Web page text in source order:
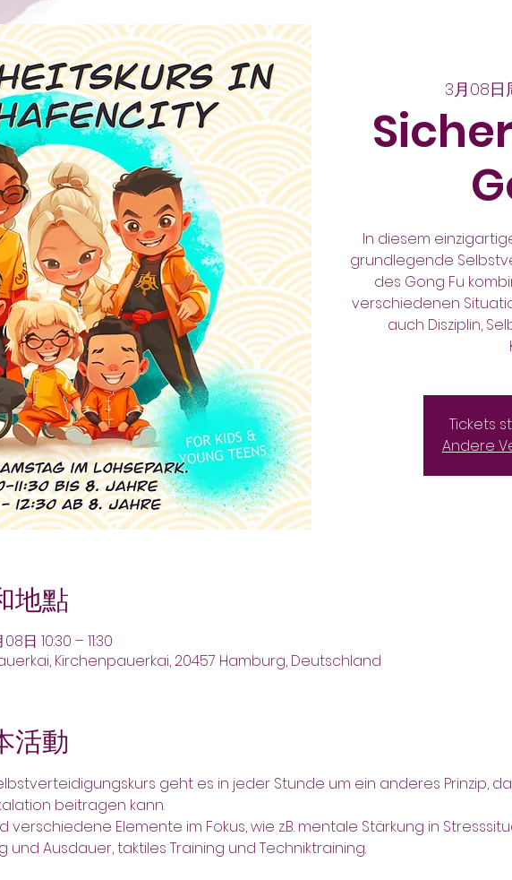
3月08日
In diesem
grundlegende
des Gong Fu
verschiedenen
auch Disziplin,
Tickets
Andere
地點
日 10:30 – 11:30
Kirchenpauerkai, 20457 Hamburg, Deutschland
活動
geht es in jeder Stunde um ein anderes Prinzip,
beitragen kann.
verschiedene Elemente im Fokus, wie z.B. mentale Stärkung in
und Ausdauer, taktiles Training und Techniktraining.